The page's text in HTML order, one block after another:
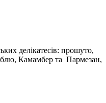
делікатесів: прошуто,
Камамбер та Пармезан,